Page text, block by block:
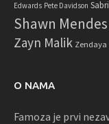
Edwards Pete Davidson
Shawn Mendes
Zayn Malik Zendaya
O NAMA
Famoza je prvi